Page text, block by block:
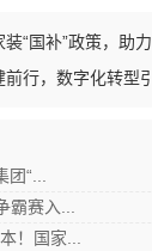
“国补”政策，助
前行，数字化转型
“...
霸赛入...
！国家...